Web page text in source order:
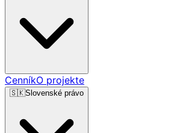
CenníkO projekte
🇸🇰Slovenské právo